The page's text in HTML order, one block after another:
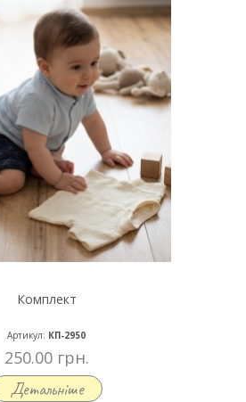
Комплект
Артикул: КП-2950
250.00 грн.
Детальніше